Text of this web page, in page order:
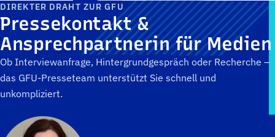
DIREKTER DRAHT ZUR GFU
Pressekontakt &
Ansprechpartnerin für Medien
Ob Interviewanfrage, Hintergrundgespräch oder Recherche –
das GFU-Presseteam unterstützt Sie schnell und
unkompliziert.